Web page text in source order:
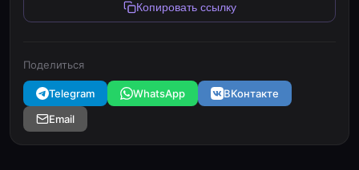
Копировать ссылку
Поделиться
Telegram WhatsApp
ВКонтакте
Email